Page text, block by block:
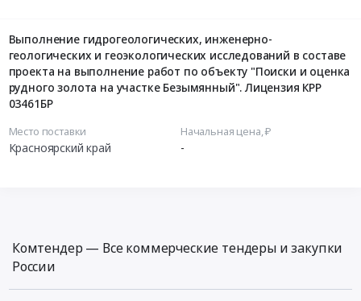
Выполнение гидрогеологических, инженерно-
геологических и геоэкологических исследований в составе
проекта на выполнение работ по объекту "Поиски и оценка
рудного золота на участке Безымянный". Лицензия КРР
03461БР
Место поставки
Красноярский край
Начальная цена, ₽
-
Комтендер — Все коммерческие тендеры и закупки
России